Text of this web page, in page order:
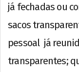
já fechadas ou
sacos
pessoal já
transparentes;